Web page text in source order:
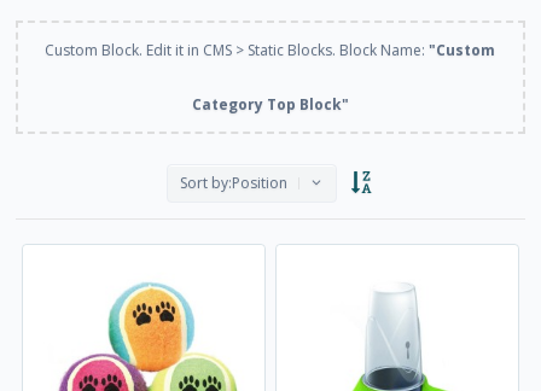
Custom Block. Edit it in CMS > Static Blocks. Block Name:"Custom
Category Top Block"
Sort by:Position